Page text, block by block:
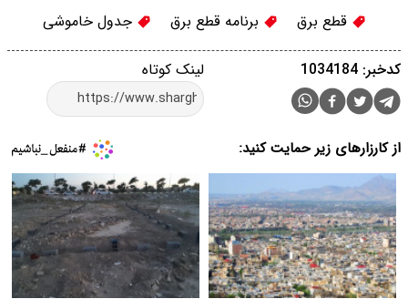
قطع برق برنامه قطع برق جدول خاموشی
لینک کوتاه کدخبر: 1034184
از کارزارهای زیر حمایت کنید: